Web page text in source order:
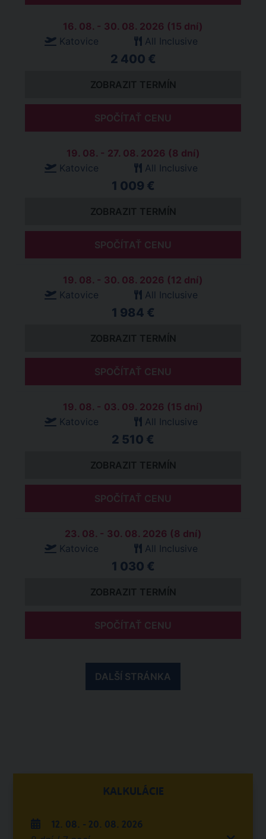
16. 08. - 30. 08. 2026 (15 dní)
Katovice
All Inclusive
2 400 €
ZOBRAZIT TERMÍN
SPOČÍTAŤ CENU
19. 08. - 27. 08. 2026 (8 dní)
Katovice
All Inclusive
1 009 €
ZOBRAZIT TERMÍN
SPOČÍTAŤ CENU
19. 08. - 30. 08. 2026 (12 dní)
Katovice
All Inclusive
1 984 €
ZOBRAZIT TERMÍN
SPOČÍTAŤ CENU
19. 08. - 03. 09. 2026 (15 dní)
Katovice
All Inclusive
2 510 €
ZOBRAZIT TERMÍN
SPOČÍTAŤ CENU
23. 08. - 30. 08. 2026 (8 dní)
Katovice
All Inclusive
1 030 €
ZOBRAZIT TERMÍN
SPOČÍTAŤ CENU
DALŠÍ STRÁNKA
KALKULÁCIE
12. 08. - 20. 08. 2026